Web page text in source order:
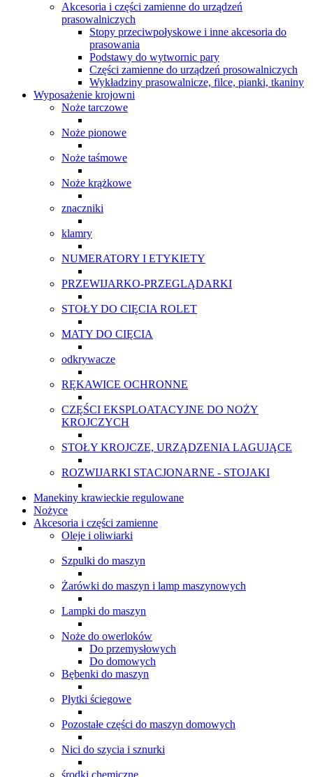
Akcesoria i części zamienne do urządzeń
prasowalniczych
Stopy przeciwpołyskowe i inne akcesoria do
prasowania
Podstawy do wytwornic pary
Części zamienne do urządzeń prosowalniczych
Wykładziny prasowalnicze, filce, pianki, tkaniny
Wyposażenie krojowni
Noże tarczowe
Noże pionowe
Noże taśmowe
Noże krążkowe
znaczniki
klamry
NUMERATORY I ETYKIETY
PRZEWIJARKO-PRZEGLĄDARKI
STOŁY DO CIĘCIA ROLET
MATY DO CIĘCIA
odkrywacze
RĘKAWICE OCHRONNE
CZĘŚCI EKSPLOATACYJNE DO NOŻY
KROJCZYCH
STOŁY KROJCZE, URZĄDZENIA LAGUJĄCE
ROZWIJARKI STACJONARNE - STOJAKI
Manekiny krawieckie regulowane
Nożyce
Akcesoria i części zamienne
Oleje i oliwiarki
Szpulki do maszyn
Żarówki do maszyn i lamp maszynowych
Lampki do maszyn
Noże do owerloków
Do przemysłowych
Do domowych
Bębenki do maszyn
Płytki ściegowe
Pozostałe części do maszyn domowych
Nici do szycia i sznurki
środki chemiczne